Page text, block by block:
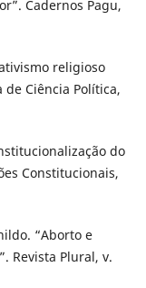
Cadernos Pagu,
religioso
de Ciência Política,
do
Constitucionais,
“Aborto e
Revista Plural, v.